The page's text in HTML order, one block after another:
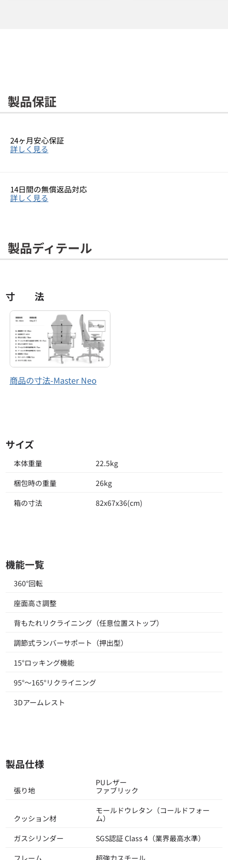
製品保証
24ヶ月安心保証
詳しく見る
14日間の無償返品対応
詳しく見る
製品ディテール
寸 法
商品の寸法-Master Neo
サイズ
本体重量
22.5kg
梱包時の重量
26kg
箱の寸法
82x67x36(cm)
機能一覧
360°回転
座面高さ調整
背もたれリクライニング（任意位置ストップ）
調節式ランバーサポート（押出型）
15°ロッキング機能
95°～165°リクライニング
3Dアームレスト
製品仕様
張り地
PUレザー
ファブリック
クッション材
モールドウレタン（コールドフォー
ム）
ガスシリンダー
SGS認証 Class 4（業界最高水準）